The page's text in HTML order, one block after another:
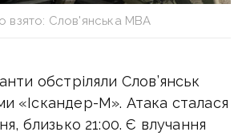
взято: Слов'янська МВА
обстріляли Слов’янськ
«Іскандер-М». Атака сталася
близько 21:00. Є влучання